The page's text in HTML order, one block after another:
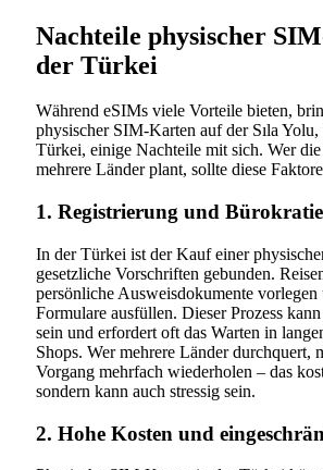
Nachteile physischer
der Türkei
Während eSIMs viele Vorteile bieten,
physischer SIM-Karten auf der Sıla Yolu,
Türkei, einige Nachteile mit sich. Wer
mehrere Länder plant, sollte diese
1. Registrierung und Bürokratie
In der Türkei ist der Kauf einer
gesetzliche Vorschriften gebunden.
persönliche Ausweisdokumente
Formulare ausfüllen. Dieser Prozess
sein und erfordert oft das Warten in
Shops. Wer mehrere Länder durchquert,
Vorgang mehrfach wiederholen – das
sondern kann auch stressig sein.
2. Hohe Kosten und